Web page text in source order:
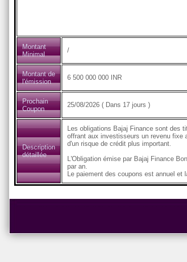
Montant
Minimal
/
Montant de
l'émission
6 500 000 000 INR
Prochain
Coupon
25/08/2026 ( Dans 17 jours )
Description
détaillée
Les obligations Bajaj Finance sont des
offrant aux investisseurs un revenu fixe
d'un risque de crédit plus important.
L'Obligation émise par Bajaj Finance
par an.
Le paiement des coupons est annuel et